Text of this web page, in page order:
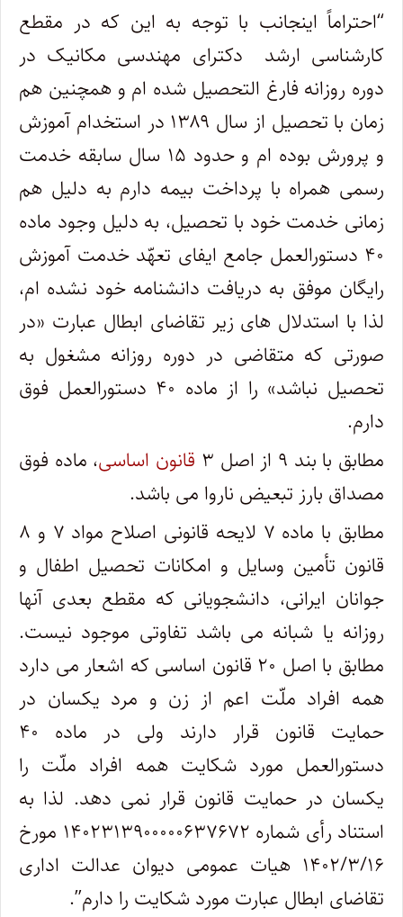
“احتراماً اینجانب با توجه به این که در مقطع
کارشناسی ارشد دکترای مهندسی مکانیک در
دوره روزانه فارغ التحصیل شده ام و همچنین هم
زمان با تحصیل از سال ۱۳۸۹ در استخدام آموزش
و پرورش بوده ام و حدود ۱۵ سال سابقه خدمت
رسمی همراه با پرداخت بیمه دارم به دلیل هم
زمانی خدمت خود با تحصیل، به دلیل وجود ماده
۴۰ دستورالعمل جامع ایفای تعهّد خدمت آموزش
رایگان موفق به دریافت دانشنامه خود نشده ام،
لذا با استدلال های زیر تقاضای ابطال عبارت «در
صورتی که متقاضی در دوره روزانه مشغول به
تحصیل نباشد» را از ماده ۴۰ دستورالعمل فوق
دارم.
مطابق با بند ۹ از اصل ۳
قانون اساسی، ماده فوق
مصداق بارز تبعیض ناروا می باشد.
مطابق با ماده ۷ لایحه قانونی اصلاح مواد ۷ و ۸
قانون تأمین وسایل و امکانات تحصیل اطفال و
جوانان ایرانی، دانشجویانی که مقطع بعدی آنها
روزانه یا شبانه می باشد تفاوتی موجود نیست.
مطابق با اصل ۲۰ قانون اساسی که اشعار می دارد
همه افراد ملّت اعم از زن و مرد یکسان در
حمایت قانون قرار دارند ولی در ماده ۴۰
دستورالعمل مورد شکایت همه افراد ملّت را
یکسان در حمایت قانون قرار نمی دهد. لذا به
استناد رأی شماره ۱۴۰۲۳۱۳۹۰۰۰۰۰۶۳۷۶۷۲ مورخ
۱۴۰۲/۳/۱۶ هیات عمومی دیوان عدالت اداری
تقاضای ابطال عبارت مورد شکایت را دارم.”